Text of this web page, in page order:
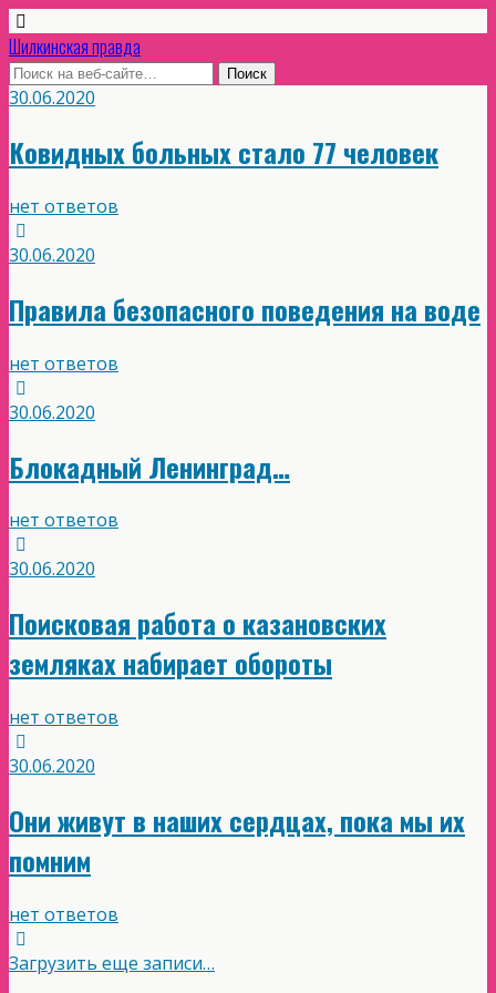
Шилкинская правда
30.06.2020
Ковидных больных стало 77 человек
нет ответов
30.06.2020
Правила безопасного поведения на воде
нет ответов
30.06.2020
Блокадный Ленинград…
нет ответов
30.06.2020
Поисковая работа о казановских
земляках набирает обороты
нет ответов
30.06.2020
Они живут в наших сердцах, пока мы их
помним
нет ответов
Загрузить еще записи…